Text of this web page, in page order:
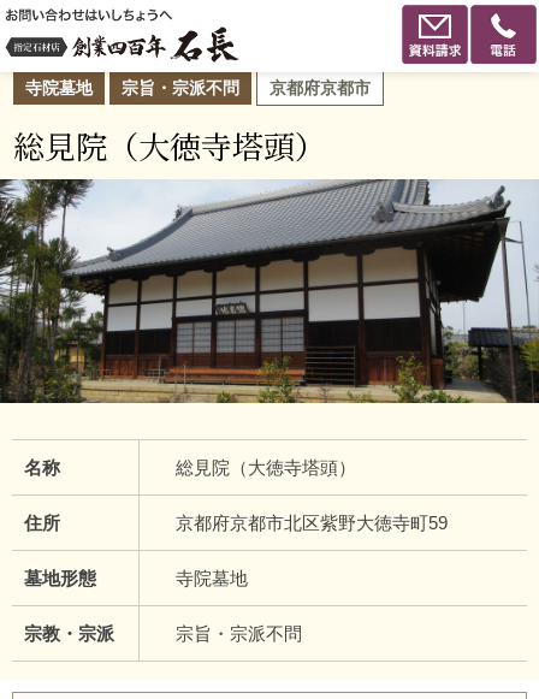
寺院墓地 宗旨・宗派不問 京都府京都市
総見院（大徳寺塔頭）
名称 総見院（大徳寺塔頭）
住所 京都府京都市北区紫野大徳寺町59
墓地形態 寺院墓地
宗教・宗派 宗旨・宗派不問